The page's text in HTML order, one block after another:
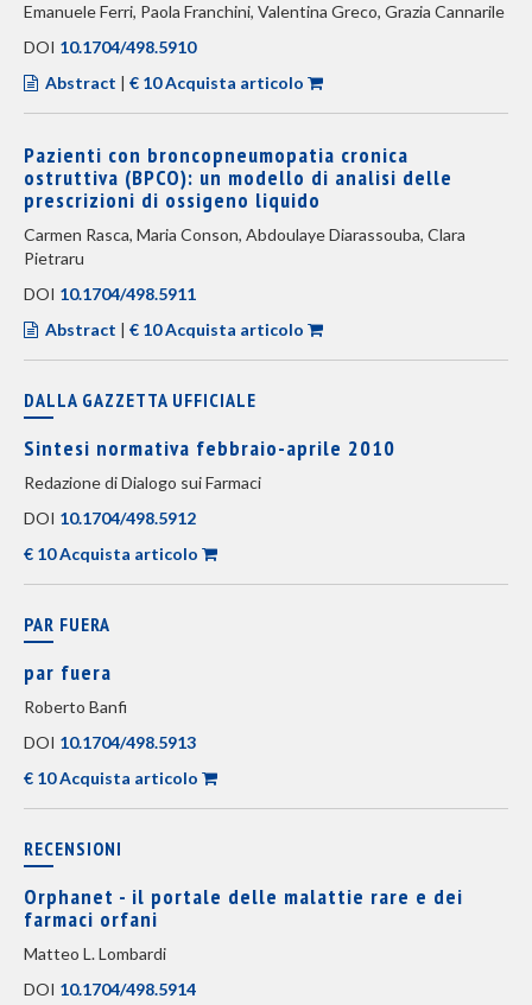
Emanuele Ferri, Paola Franchini, Valentina Greco, Grazia Cannarile
DOI 10.1704/498.5910
Abstract | € 10 Acquista articolo
Pazienti con broncopneumopatia cronica
ostruttiva (BPCO): un modello di analisi delle
prescrizioni di ossigeno liquido
Carmen Rasca, Maria Conson, Abdoulaye Diarassouba, Clara
Pietraru
DOI 10.1704/498.5911
Abstract | € 10 Acquista articolo
DALLA GAZZETTA UFFICIALE
Sintesi normativa febbraio-aprile 2010
Redazione di Dialogo sui Farmaci
DOI 10.1704/498.5912
€ 10 Acquista articolo
PAR FUERA
par fuera
Roberto Banfi
DOI 10.1704/498.5913
€ 10 Acquista articolo
RECENSIONI
Orphanet - il portale delle malattie rare e dei
farmaci orfani
Matteo L. Lombardi
DOI 10.1704/498.5914